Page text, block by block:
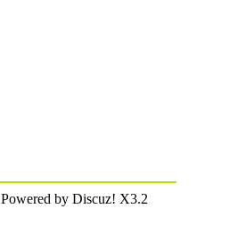
Powered by Discuz! X3.2